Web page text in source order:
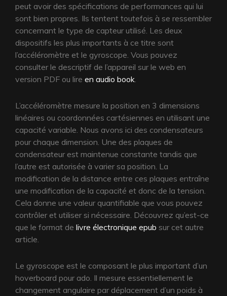
peut avoir des spécifications de performances qui lui
sont bien propres. Ils tentent toutefois à se ressembler
concernant le type de capteur utilisé. Les deux
dispositifs les plus importants à ce titre sont
l’accéléromètre et le gyroscope. Vous pouvez
consulter le descriptif de l’appareil sur le web en
version PDF ou lire en audio book.
L’accéléromètre mesure la position en 3 dimensions
linéaires ou coordonnées cartésiennes en utilisant une
capacité variable. Nous avons ici des condensateurs
pour chaque dimension. Une des plaques de
condensateur est maintenue constante tandis que
l’autre est autorisée à varier sa position. La
modification de la distance entre ces plaques entraîne
une modification de la capacité et donc de la tension.
Cela donne une valeur quantifiable que vous pouvez
contrôler et utiliser si nécessaire. Découvrez qu’est-ce
que le format de livre électronique epub sur cet autre
article.
Le gyroscope est le composant le plus important d’un
hoverboard pour ado. Il mesure essentiellement le
changement angulaire par déplacement d’un poids à